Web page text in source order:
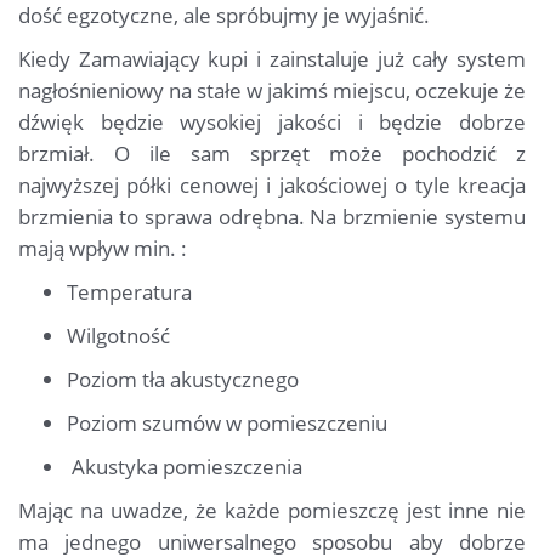
dość egzotyczne, ale spróbujmy je wyjaśnić.
Kiedy Zamawiający kupi i zainstaluje już cały system
nagłośnieniowy na stałe w jakimś miejscu, oczekuje że
dźwięk będzie wysokiej jakości i będzie dobrze
brzmiał. O ile sam sprzęt może pochodzić z
najwyższej półki cenowej i jakościowej o tyle kreacja
brzmienia to sprawa odrębna. Na brzmienie systemu
mają wpływ min. :
Temperatura
Wilgotność
Poziom tła akustycznego
Poziom szumów w pomieszczeniu
Akustyka pomieszczenia
Mając na uwadze, że każde pomieszczę jest inne nie
ma jednego uniwersalnego sposobu aby dobrze